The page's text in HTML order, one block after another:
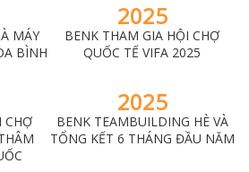
MÁY
BÌNH
2025
BENK THAM GIA HỘI CHỢ
QUỐC TẾ VIFA 2025
CHỢ
2025
BENK TEAMBUILDING HÈ VÀ
TỔNG KẾT 6 THÁNG ĐẦU NĂM